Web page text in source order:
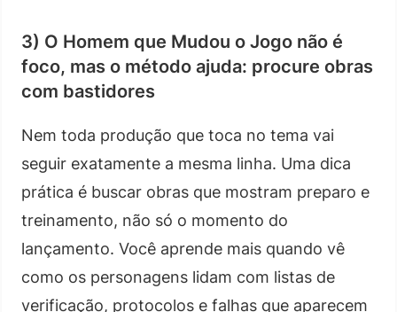
3) O Homem que Mudou o Jogo não é
foco, mas o método ajuda: procure obras
com bastidores
Nem toda produção que toca no tema vai
seguir exatamente a mesma linha. Uma dica
prática é buscar obras que mostram preparo e
treinamento, não só o momento do
lançamento. Você aprende mais quando vê
como os personagens lidam com listas de
verificação, protocolos e falhas que aparecem